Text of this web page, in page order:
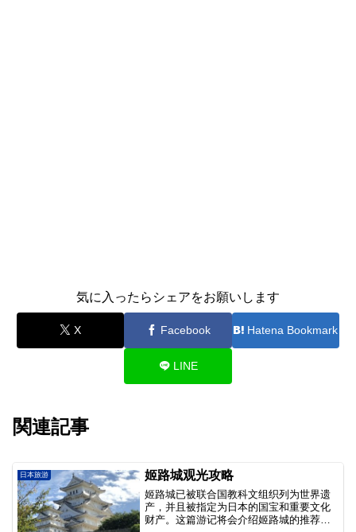
気に入ったらシェアをお願いします
X Facebook Hatena Bookmark
LINE
関連記事
日本旅游 姬路城观光攻略
姬路城已被联合国教科文组织列为世界遗
产，并且被指定为日本的国宝和重要文化
财产。这篇游记将会介绍姬路城的推荐